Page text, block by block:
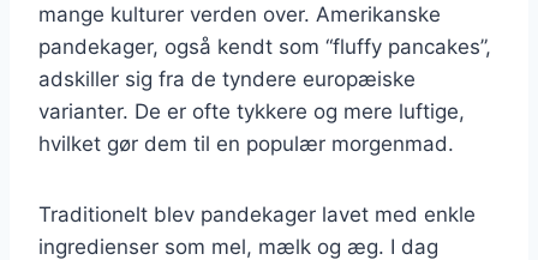
mange kulturer verden over. Amerikanske
pandekager, også kendt som “fluffy pancakes”,
adskiller sig fra de tyndere europæiske
varianter. De er ofte tykkere og mere luftige,
hvilket gør dem til en populær morgenmad.
Traditionelt blev pandekager lavet med enkle
ingredienser som mel, mælk og æg. I dag